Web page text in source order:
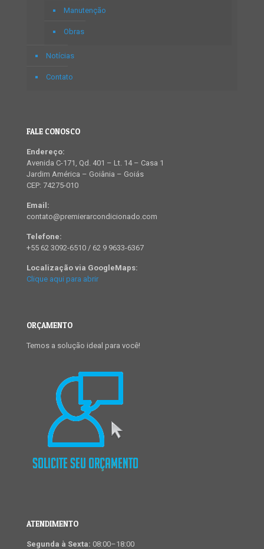
Manutenção
Obras
Notícias
Contato
FALE CONOSCO
Endereço:
Avenida C-171, Qd. 401 – Lt. 14 – Casa 1
Jardim América – Goiânia – Goiás
CEP: 74275-010
Email:
contato@premierarcondicionado.com
Telefone:
+55 62 3092-6510 / 62 9 9633-6367
Localização via GoogleMaps:
Clique aqui para abrir
ORÇAMENTO
Temos a solução ideal para você!
ATENDIMENTO
Segunda à Sexta: 08:00–18:00